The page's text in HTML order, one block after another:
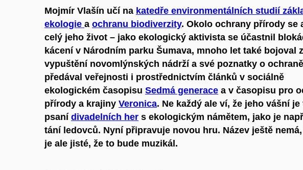
Mojmír Vlašín učí na katedře environmentálních studií
ekologie a ochranu biodiverzity. Okolo ochrany přírody se
celý jeho život – jako ekologický aktivista se účastnil
kácení v Národním parku Šumava, mnoho let také bojoval
vypuštění novomlýnských nádrží a své poznatky o
předával veřejnosti i prostřednictvím článků v sociálně
ekologickém časopisu Sedmá generace a v časopisu pro
přírody a krajiny Veronica. Ne každý ale ví, že jeho vášní je
psaní divadelních her s ekologickým námětem, jako je
tání ledovců. Nyní připravuje novou hru. Název ještě
je ale jisté, že to bude muzikál.